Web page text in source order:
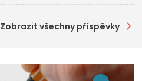
Zobrazit všechny příspěvky